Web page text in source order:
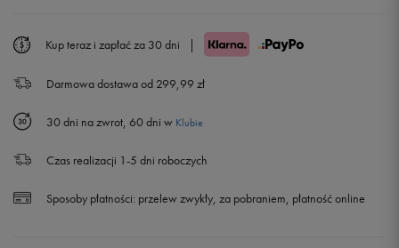
XL Powiadom o dostępności
Powiadom o dostępności
Kup teraz i zapłać za 30 dni |
Darmowa dostawa od 299,99 zł
30 dni na zwrot, 60 dni w Klubie
Czas realizacji 1-5 dni roboczych
Sposoby płatności: przelew zwykły, za pobraniem, płatność online